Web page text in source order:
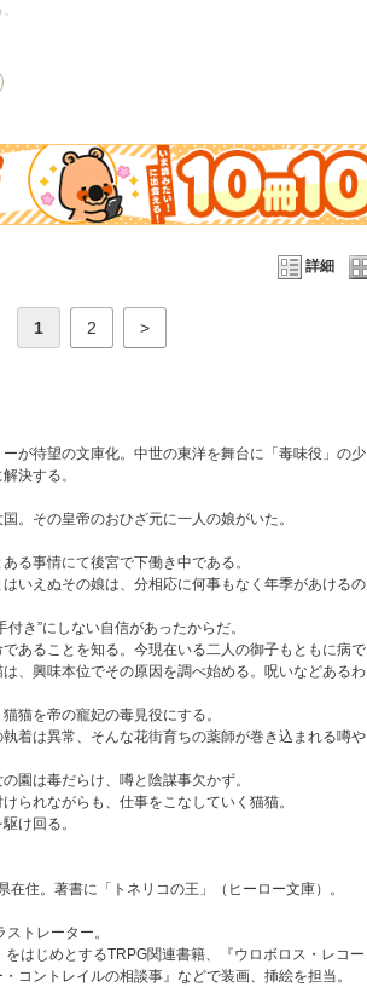
とになった。
いく。
の王」（ヒーロー文庫）。
詳細
1 2 >
が待望の文庫化。中世の東洋を舞台に「毒味役」の少
決する。
。その皇帝のおひざ元に一人の娘がいた。
る事情にて後宮で下働き中である。
いえぬその娘は、分相応に何事もなく年季があけるの
き”にしない自信があったからだ。
あることを知る。今現在いる二人の御子もともに病で
、興味本位でその原因を調べ始める。呪いなどあるわ
猫を帝の寵妃の毒見役にする。
着は異常、そんな花街育ちの薬師が巻き込まれる噂や
園は毒だらけ、噂と陰謀事欠かず。
られながらも、仕事をこなしていく猫猫。
け回る。
在住。著書に「トネリコの王」（ヒーロー文庫）。
トレーター。
をはじめとするTRPG関連書籍、『ウロボロス・レコー
コントレイルの相談事』などで装画、挿絵を担当。